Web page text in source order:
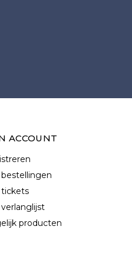
ACCOUNT
tickets
producten